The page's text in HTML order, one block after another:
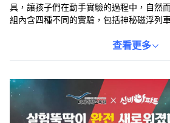
具，讓孩子們在動手實驗的過程中，自然
組內含四種不同的實驗，包括神秘磁浮列
科學的樂趣。透過實驗過程中的角色解說
查看更多